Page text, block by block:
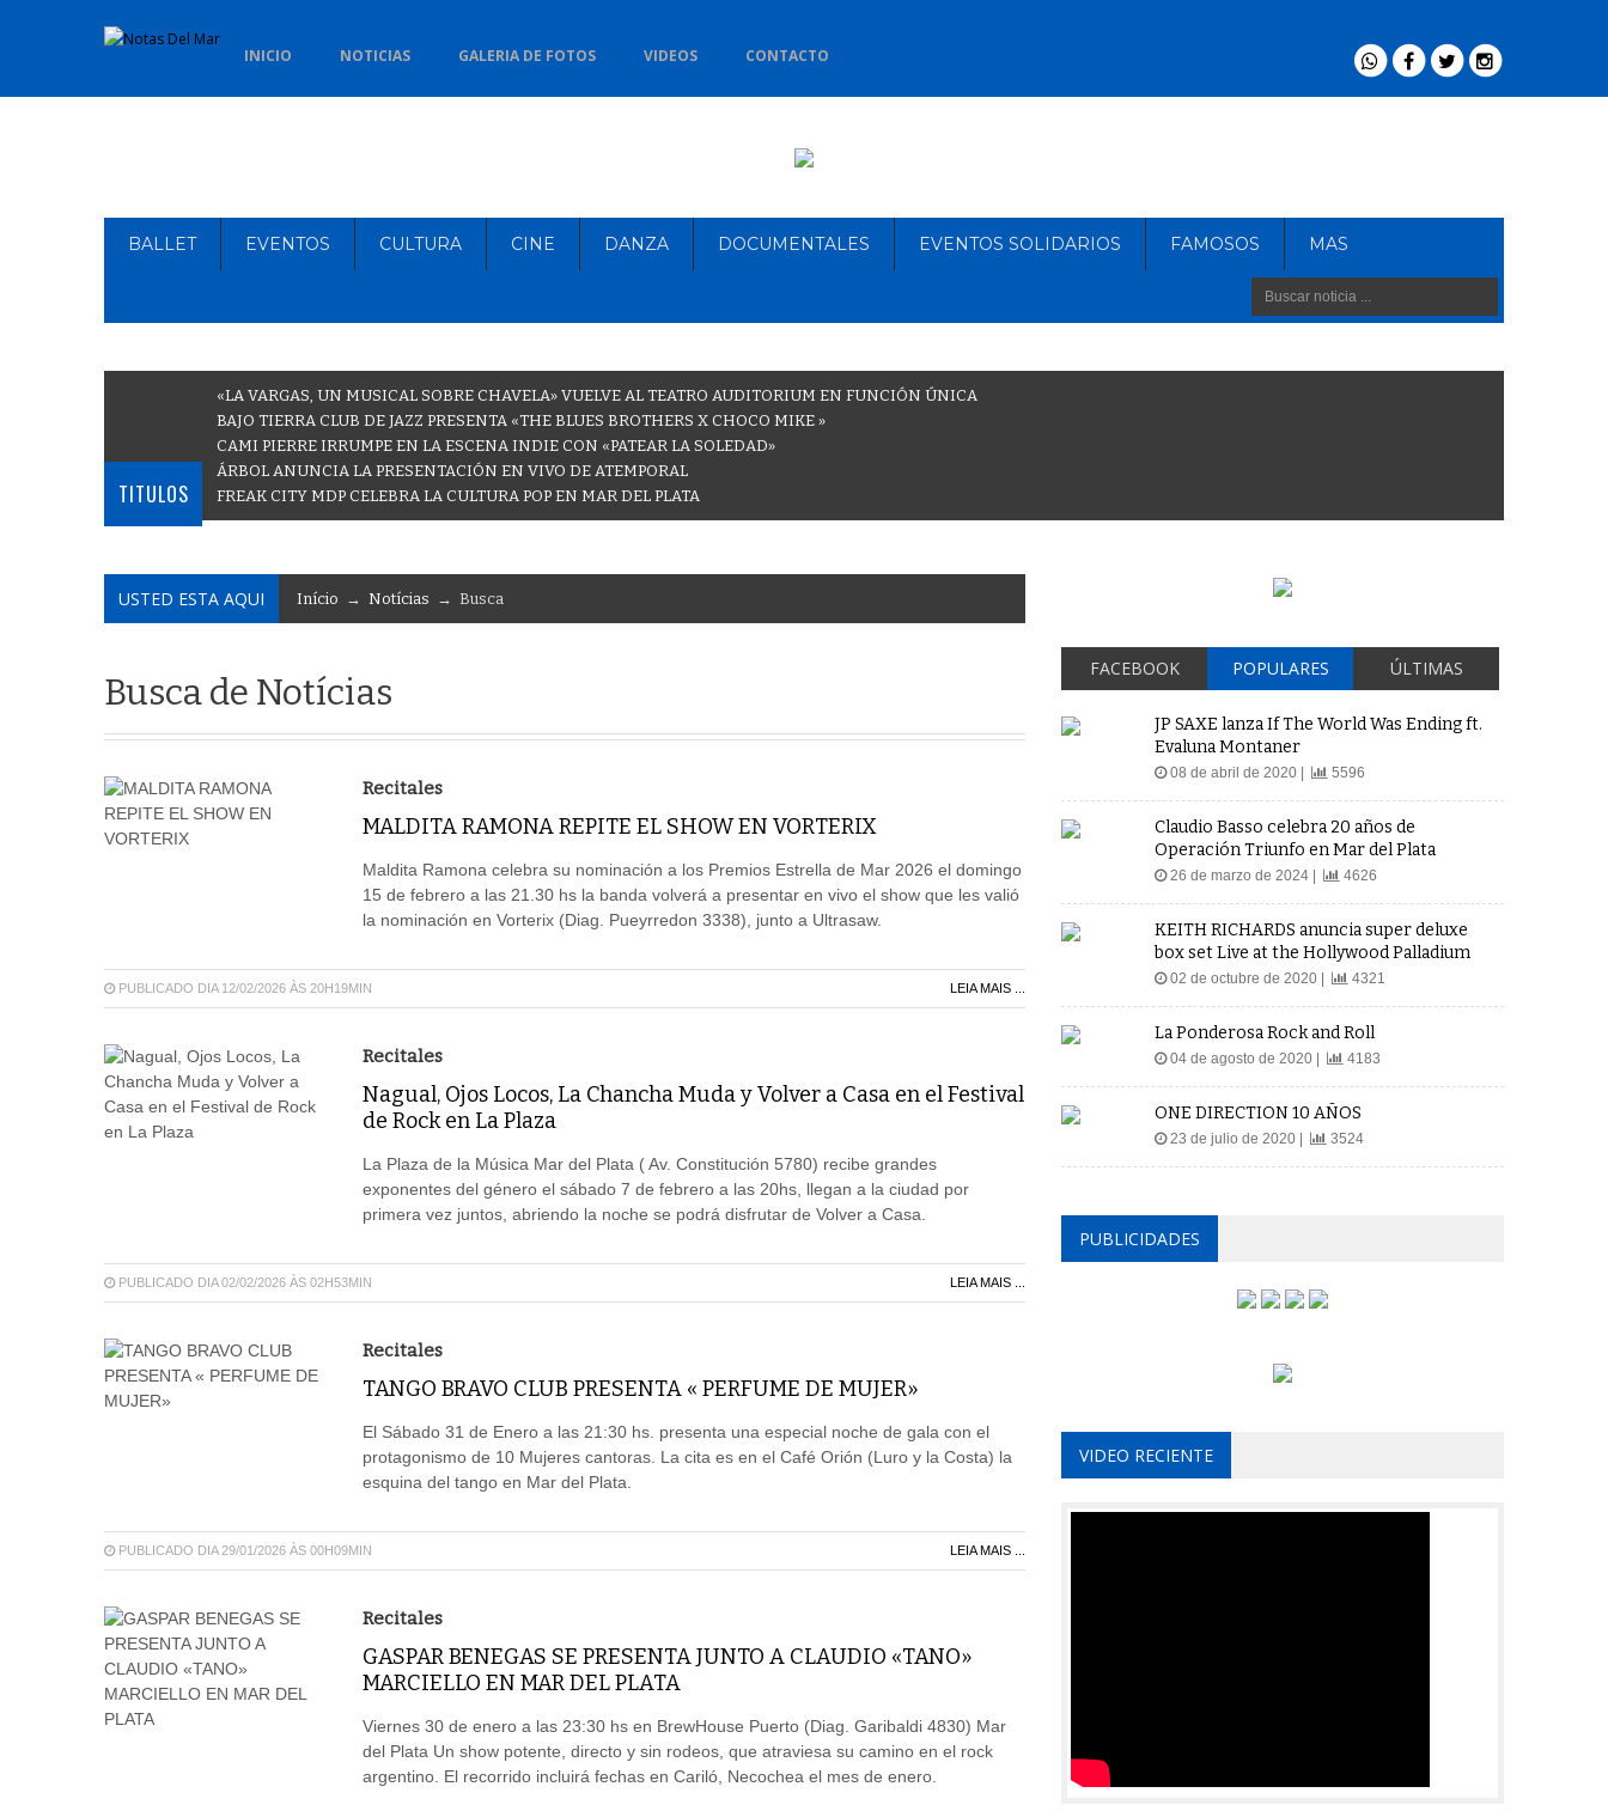
INICIO NOTICIAS GALERIA DE FOTOS VIDEOS CONTACTO
BALLET EVENTOS CULTURA CINE DANZA DOCUMENTALES EVENTOS SOLIDARIOS FAMOSOS MAS
TITULOS
«LA VARGAS, UN MUSICAL SOBRE CHAVELA» VUELVE AL TEATRO AUDITORIUM EN FUNCIÓN ÚNICA
BAJO TIERRA CLUB DE JAZZ PRESENTA «THE BLUES BROTHERS X CHOCO MIKE »
CAMI PIERRE IRRUMPE EN LA ESCENA INDIE CON «PATEAR LA SOLEDAD»
ÁRBOL ANUNCIA LA PRESENTACIÓN EN VIVO DE ATEMPORAL
FREAK CITY MDP CELEBRA LA CULTURA POP EN MAR DEL PLATA
USTED ESTA AQUI Início → Notícias → Busca
Busca de Notícias
Recitales
MALDITA RAMONA REPITE EL SHOW EN VORTERIX
Maldita Ramona celebra su nominación a los Premios Estrella de Mar 2026 el domingo
15 de febrero a las 21.30 hs la banda volverá a presentar en vivo el show que les valió
la nominación en Vorterix (Diag. Pueyrredon 3338), junto a Ultrasaw.
PUBLICADO DIA 12/02/2026 ÀS 20H19MIN LEIA MAIS ...
Recitales
Nagual, Ojos Locos, La Chancha Muda y Volver a Casa en el Festival
de Rock en La Plaza
La Plaza de la Música Mar del Plata ( Av. Constitución 5780) recibe grandes
exponentes del género el sábado 7 de febrero a las 20hs, llegan a la ciudad por
primera vez juntos, abriendo la noche se podrá disfrutar de Volver a Casa.
PUBLICADO DIA 02/02/2026 ÀS 02H53MIN LEIA MAIS ...
Recitales
TANGO BRAVO CLUB PRESENTA « PERFUME DE MUJER»
El Sábado 31 de Enero a las 21:30 hs. presenta una especial noche de gala con el
protagonismo de 10 Mujeres cantoras. La cita es en el Café Orión (Luro y la Costa) la
esquina del tango en Mar del Plata.
PUBLICADO DIA 29/01/2026 ÀS 00H09MIN LEIA MAIS ...
Recitales
GASPAR BENEGAS SE PRESENTA JUNTO A CLAUDIO «TANO»
MARCIELLO EN MAR DEL PLATA
Viernes 30 de enero a las 23:30 hs en BrewHouse Puerto (Diag. Garibaldi 4830) Mar
del Plata Un show potente, directo y sin rodeos, que atraviesa su camino en el rock
argentino. El recorrido incluirá fechas en Cariló, Necochea el mes de enero.
FACEBOOK POPULARES ÚLTIMAS
JP SAXE lanza If The World Was Ending ft.
Evaluna Montaner
08 de abril de 2020 | 5596
Claudio Basso celebra 20 años de
Operación Triunfo en Mar del Plata
26 de marzo de 2024 | 4626
KEITH RICHARDS anuncia super deluxe
box set Live at the Hollywood Palladium
02 de octubre de 2020 | 4321
La Ponderosa Rock and Roll
04 de agosto de 2020 | 4183
ONE DIRECTION 10 AÑOS
23 de julio de 2020 | 3524
PUBLICIDADES
VIDEO RECIENTE